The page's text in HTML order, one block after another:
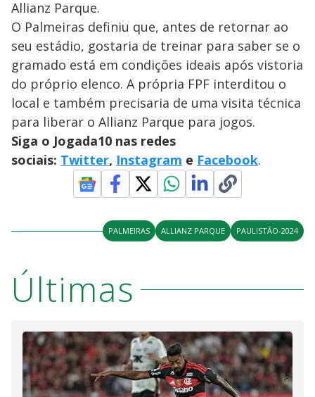
Allianz Parque.
O Palmeiras definiu que, antes de retornar ao
seu estádio, gostaria de treinar para saber se o
gramado está em condições ideais após vistoria
do próprio elenco. A própria FPF interditou o
local e também precisaria de uma visita técnica
para liberar o Allianz Parque para jogos.
Siga o Jogada10 nas redes
sociais: Twitter, Instagram e Facebook.
PALMEIRAS ALLIANZ PARQUE PAULISTÃO-2024
Últimas